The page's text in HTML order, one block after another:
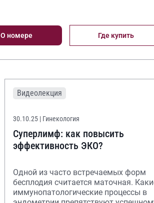
О номере Где купить
Видеолекция
30.10.25 | Гинекология
Суперлимф: как повысить
эффективность ЭКО?
Одной из часто встречаемых форм
бесплодия считается маточная.
иммунопатологические процессы в